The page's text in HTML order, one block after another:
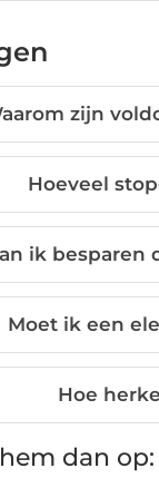
zijn
Hoeveel
ik besparen
Moet ik een
Hoe
dan op: